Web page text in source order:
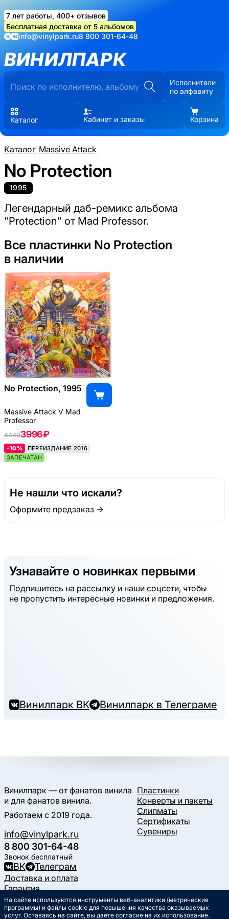
7 лет работы, 400+ отзывов
Бесплатная доставка от 5 альбомов
info@vinylpark.ru8 800 301-64-48
ВИНИЛПАРК
Исполнители
по алфавиту
Каталог Кабинет и заказы Корзина
Каталог/Massive Attack
No Protection
1995
Легендарный даб-ремикс альбома
"Protection" от Mad Professor.
Все пластинки No Protection
в наличии
No Protection, 1995
Massive Attack V Mad
Professor
44403996 ₽
–10%
ПЕРЕИЗДАНИЕ 2016
ЗАПЕЧАТАН
Не нашли что искали?
Оформите предзаказ →
Узнавайте о новинках первыми
Подпишитесь на рассылку и наши соцсети, чтобы
не пропустить интересные новинки и предложения.
Винилпарк ВК Винилпарк в Телеграме
Винилпарк — от фанатов винила
и для фанатов винила.
Работаем с 2019 года.
info@vinylpark.ru
8 800 301-64-48
Звонок бесплатный
ВК Телеграм
Пластинки
Конверты и пакеты
Слипматы
Сертификаты
Сувениры
Доставка и оплата
Гарантия
Контакты
Статьи
На сайте используются инструменты веб-аналитики (метрические
программы) и файлы cookie для повышения качества оказываемых
услуг. Оставаясь на сайте, вы даёте согласие на их использование.